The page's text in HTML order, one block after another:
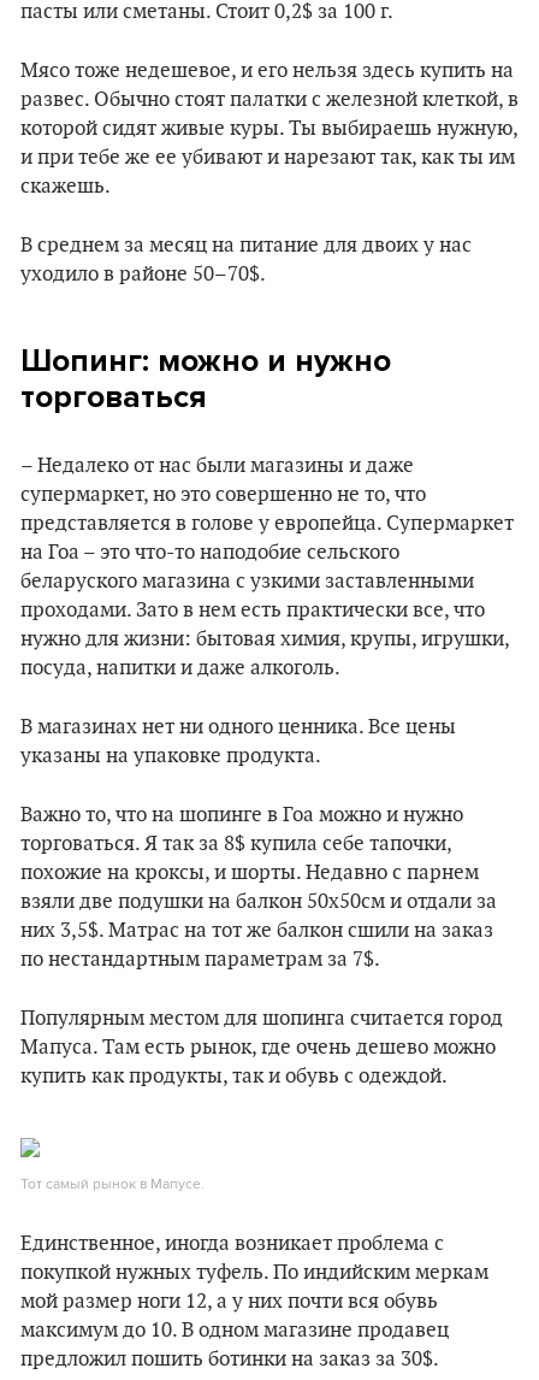
пасты или сметаны. Стоит 0,2$ за 100 г.
Мясо тоже недешевое, и его нельзя здесь купить на
развес. Обычно стоят палатки с железной клеткой, в
которой сидят живые куры. Ты выбираешь нужную,
и при тебе же ее убивают и нарезают так, как ты им
скажешь.
В среднем за месяц на питание для двоих у нас
уходило в районе 50–70$.
Шопинг: можно и нужно
торговаться
– Недалеко от нас были магазины и даже
супермаркет, но это совершенно не то, что
представляется в голове у европейца. Супермаркет
на Гоа – это что-то наподобие сельского
беларуского магазина с узкими заставленными
проходами. Зато в нем есть практически все, что
нужно для жизни: бытовая химия, крупы, игрушки,
посуда, напитки и даже алкоголь.
В магазинах нет ни одного ценника. Все цены
указаны на упаковке продукта.
Важно то, что на шопинге в Гоа можно и нужно
торговаться. Я так за 8$ купила себе тапочки,
похожие на кроксы, и шорты. Недавно с парнем
взяли две подушки на балкон 50x50см и отдали за
них 3,5$. Матрас на тот же балкон сшили на заказ
по нестандартным параметрам за 7$.
Популярным местом для шопинга считается город
Мапуса. Там есть рынок, где очень дешево можно
купить как продукты, так и обувь с одеждой.
Тот самый рынок в Мапусе.
Единственное, иногда возникает проблема с
покупкой нужных туфель. По индийским меркам
мой размер ноги 12, а у них почти вся обувь
максимум до 10. В одном магазине продавец
предложил пошить ботинки на заказ за 30$.